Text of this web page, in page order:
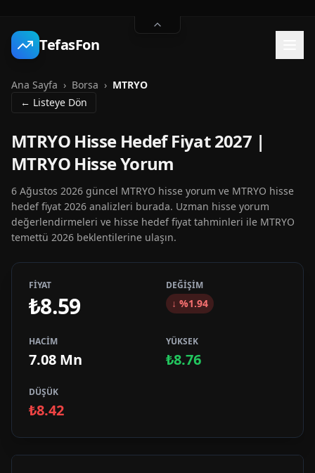
TefasFon
Ana Sayfa › Borsa › MTRYO
← Listeye Dön
MTRYO Hisse Hedef Fiyat 2027 |
MTRYO Hisse Yorum
6 Ağustos 2026 güncel MTRYO hisse yorum ve MTRYO hisse
hedef fiyat 2026 analizleri burada. Uzman hisse yorum
değerlendirmeleri ve hisse hedef fiyat tahminleri ile MTRYO
temettü 2026 beklentilerine ulaşın.
FİYAT
₺8.59
DEĞİŞİM
↓ %1.94
HACİM
7.08 Mn
YÜKSEK
₺8.76
DÜŞÜK
₺8.42